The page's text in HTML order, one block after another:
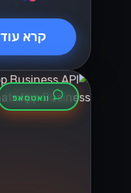
קרא עוד
וואטסאפ